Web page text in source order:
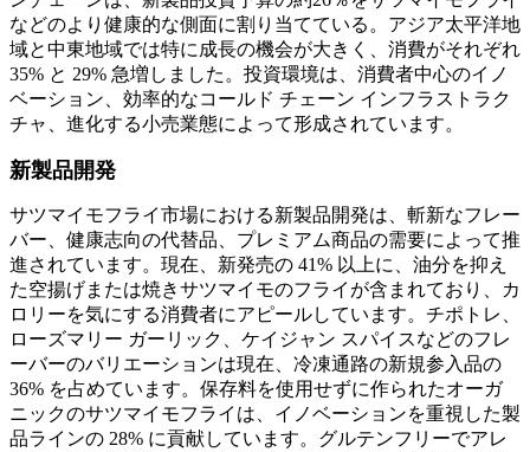
などのより健康的な側面に割り当てている。アジア太平洋地
域と中東地域では特に成長の機会が大きく、消費がそれぞれ
35% と 29% 急増しました。投資環境は、消費者中心のイノ
ベーション、効率的なコールド チェーン インフラストラク
チャ、進化する小売業態によって形成されています。
新製品開発
サツマイモフライ市場における新製品開発は、斬新なフレー
バー、健康志向の代替品、プレミアム商品の需要によって推
進されています。現在、新発売の 41% 以上に、油分を抑え
た空揚げまたは焼きサツマイモのフライが含まれており、カ
ロリーを気にする消費者にアピールしています。チポトレ、
ローズマリー ガーリック、ケイジャン スパイスなどのフレ
ーバーのバリエーションは現在、冷凍通路の新規参入品の
36% を占めています。保存料を使用せずに作られたオーガ
ニックのサツマイモフライは、イノベーションを重視した製
品ラインの 28% に貢献しています。グルテンフリーでアレ